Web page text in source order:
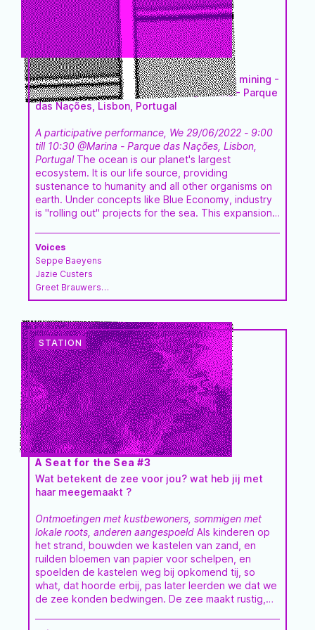
A Seat for the Sea #4
A participative performance on deep-sea mining -
We 29/06/2022 - 9:00 till 10:30 @Marina - Parque
das Nações, Lisbon, Portugal
A participative performance, We 29/06/2022 - 9:00
till 10:30 @Marina - Parque das Nações, Lisbon,
PortugalThe ocean is our planet's largest
ecosystem. It is our life source, providing
sustenance to humanity and all other organisms on
earth. Under concepts like Blue Economy, industry
is "rolling out" projects for the sea. This expansion
this case the sea and deep sea. A spectacular new
trend is deep-sea mining. This new industry takes
place deep in the ocean, four to five kilometres
below sea level, de facto hiding from our view. It
Voices
Seppe Baeyens
Jazie Custers
Greet Brauwers
Raf Custers
Seas At Risk
A Seat for the Sea #3
Wat betekent de zee voor jou? wat heb jij met
haar meegemaakt ?
Ontmoetingen met kustbewoners, sommigen met
lokale roots, anderen aangespoeld
het strand, bouwden we kastelen van zand, en
ruilden bloemen van papier voor schelpen, en
spoelden de kastelen weg bij opkomend tij, so
what, dat hoorde erbij, pas later leerden we dat we
de zee konden bedwingen. De zee maakt rustig,